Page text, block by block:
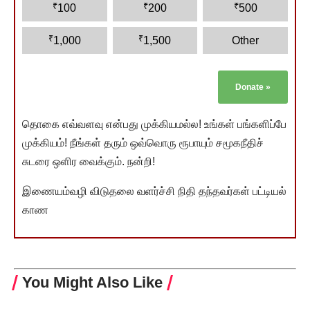
₹100 ₹200 ₹500
₹1,000 ₹1,500 Other
Donate »
தொகை எவ்வளவு என்பது முக்கியமல்ல! உங்கள் பங்களிப்பே
முக்கியம்! நீங்கள் தரும் ஒவ்வொரு ரூபாயும் சமூகநீதிச்
சுடரை ஒளிர வைக்கும். நன்றி!
இணையம்வழி விடுதலை வளர்ச்சி நிதி தந்தவர்கள் பட்டியல்
காண
You Might Also Like